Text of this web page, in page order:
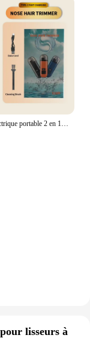
Tondeuse électrique portable 2 en 1 pour les oreilles et les cheveux en antarctique, 2024 professionnelle, indolore, pour les yeux, pour les hommes
lisseurs à